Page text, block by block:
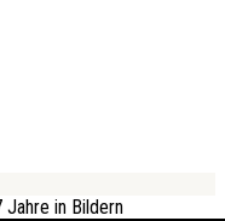
Jahre in Bildern